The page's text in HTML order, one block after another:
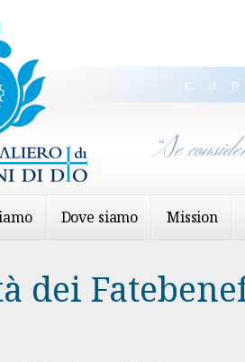
Dove siamo Mission
“Se
dei